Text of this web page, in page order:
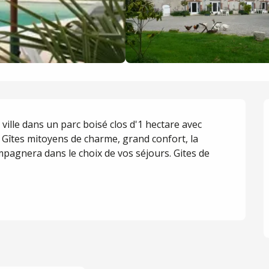
dans un parc boisé clos d'1 hectare avec
mitoyens de charme, grand confort, la
dans le choix de vos séjours. Gites de